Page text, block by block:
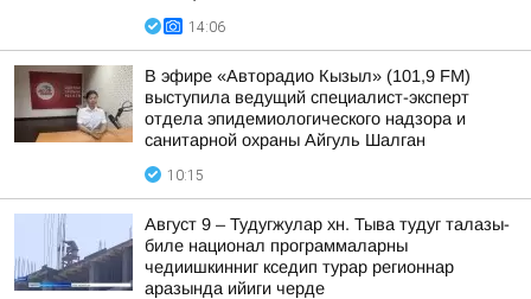
14:06
В эфире «Авторадио Кызыл» (101,9 FM)
выступила ведущий специалист-эксперт
отдела эпидемиологического надзора и
санитарной охраны Айгуль Шалган
10:15
Август 9 – Тудугжулар хн. Тыва тудуг талазы-
биле национал программаларны
чедиишкинниг кседип турар регионнар
аразында ийиги черде